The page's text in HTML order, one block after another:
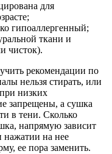
для
гипоаллергенный;
ткани и
чисток).
рекомендации по
нельзя стирать, или
низких
запрещены, а сушка
в тени. Сколько
напрямую зависит
нажатии на нее
ее пора заменить.